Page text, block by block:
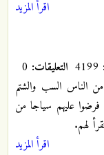
اقرأ المزيد
التعليقات:
الناس السب والشتم
عليهم سياجا من
لهم.
اقرأ المزيد